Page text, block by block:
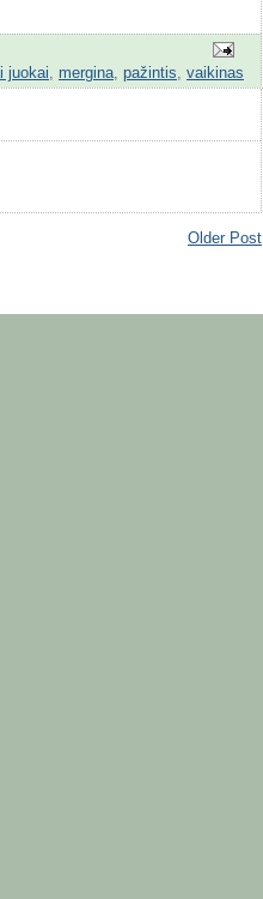
juokai mergina pažintis vaikinas
Older Post